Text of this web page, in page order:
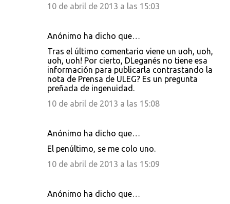
10 de abril de 2013 a las 15:03
Anónimo ha dicho que…
Tras el último comentario viene un uoh, uoh,
uoh, uoh! Por cierto, DLeganés no tiene esa
información para publicarla contrastando la
nota de Prensa de ULEG? Es un pregunta
preñada de ingenuidad.
10 de abril de 2013 a las 15:08
Anónimo ha dicho que…
El penúltimo, se me colo uno.
10 de abril de 2013 a las 15:09
Anónimo ha dicho que…